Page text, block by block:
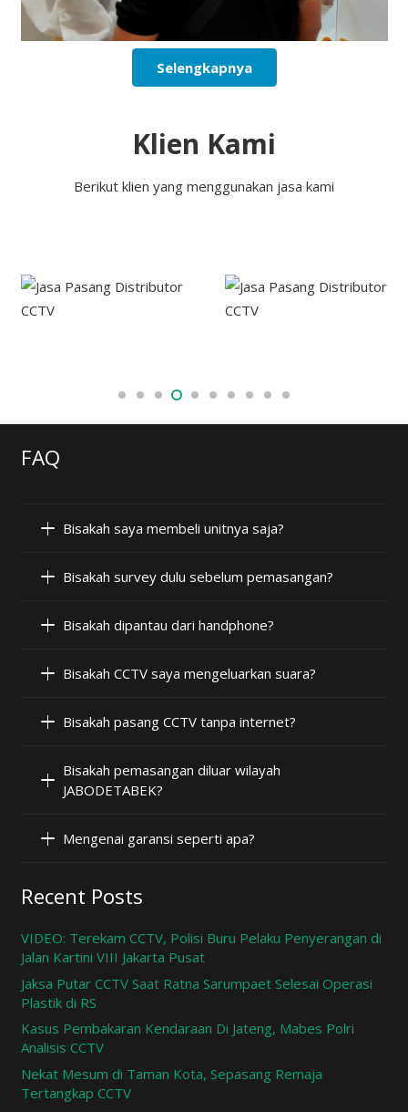
Selengkapnya
Klien Kami
Berikut klien yang menggunakan jasa kami
FAQ
Bisakah saya membeli unitnya saja?
Bisakah survey dulu sebelum pemasangan?
Bisakah dipantau dari handphone?
Bisakah CCTV saya mengeluarkan suara?
Bisakah pasang CCTV tanpa internet?
Bisakah pemasangan diluar wilayah
JABODETABEK?
Mengenai garansi seperti apa?
Recent Posts
VIDEO: Terekam CCTV, Polisi Buru Pelaku Penyerangan di
Jalan Kartini VIII Jakarta Pusat
Jaksa Putar CCTV Saat Ratna Sarumpaet Selesai Operasi
Plastik di RS
Kasus Pembakaran Kendaraan Di Jateng, Mabes Polri
Analisis CCTV
Nekat Mesum di Taman Kota, Sepasang Remaja
Tertangkap CCTV